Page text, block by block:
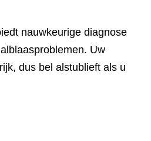
Uw
dus bel alstublieft als u